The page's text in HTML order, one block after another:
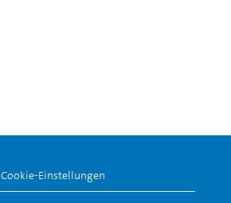
Cookie-Einstellungen